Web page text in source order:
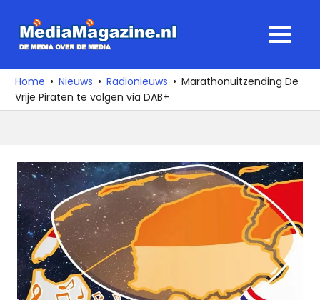
naar
media
over
de
MENU
Home Nieuws Radionieuws
Marathonuitzending De
Vrije Piraten te volgen via DAB+